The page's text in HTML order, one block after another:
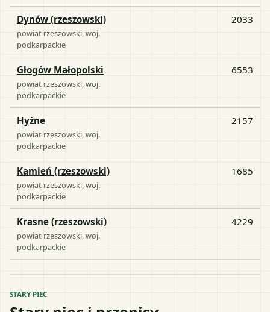
Dynów (rzeszowski)
powiat rzeszowski , woj.
podkarpackie
2033
Głogów Małopolski
powiat rzeszowski , woj.
podkarpackie
6553
Hyżne
powiat rzeszowski , woj.
podkarpackie
2157
Kamień (rzeszowski)
powiat rzeszowski , woj.
podkarpackie
1685
Krasne (rzeszowski)
powiat rzeszowski , woj.
podkarpackie
4229
STARY PIEC